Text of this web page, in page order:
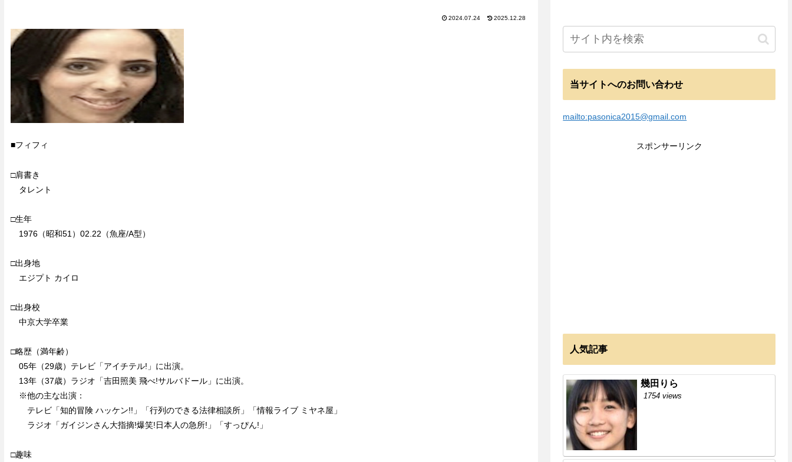
2024.07.24 2025.12.28
■フィフィ
□肩書き
タレント
□生年
1976（昭和51）02.22（魚座/A型）
□出身地
エジプト カイロ
□出身校
中京大学卒業
□略歴（満年齢）
05年（29歳）テレビ「アイチテル!」に出演。
13年（37歳）ラジオ「吉田照美 飛べ!サルバドール」に出演。
※他の主な出演：
テレビ「知的冒険 ハッケン!!」「行列のできる法律相談所」「情報ライブ ミヤネ屋」
ラジオ「ガイジンさん大指摘!爆笑!日本人の急所!」「すっぴん!」
□趣味
当サイトへのお問い合わせ
mailto:pasonica2015@gmail.com
スポンサーリンク
人気記事
幾田りら
1754 views